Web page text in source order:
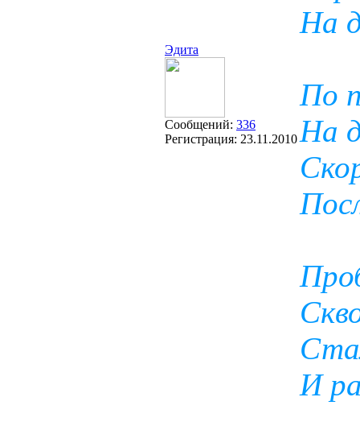
Эдита
Сообщений: 336
Регистрация: 23.11.2010
На
По
На
И